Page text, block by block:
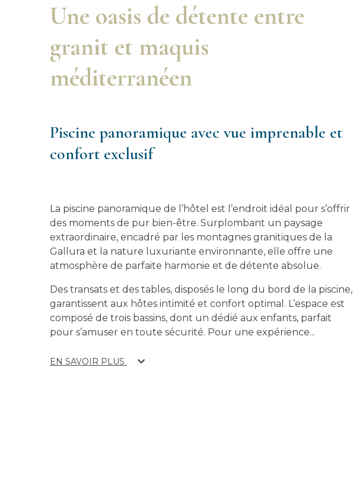
Une oasis de détente entre
granit et maquis
méditerranéen
Piscine panoramique avec vue imprenable et
confort exclusif
La piscine panoramique de l’hôtel est l’endroit idéal pour s’offrir
des moments de pur bien-être. Surplombant un paysage
extraordinaire, encadré par les montagnes granitiques de la
Gallura et la nature luxuriante environnante, elle offre une
atmosphère de parfaite harmonie et de détente absolue.
Des transats et des tables, disposés le long du bord de la piscine,
garantissent aux hôtes intimité et confort optimal. L’espace est
composé de trois bassins, dont un dédié aux enfants, parfait
pour s’amuser en toute sécurité. Pour une expérience...
EN SAVOIR PLUS